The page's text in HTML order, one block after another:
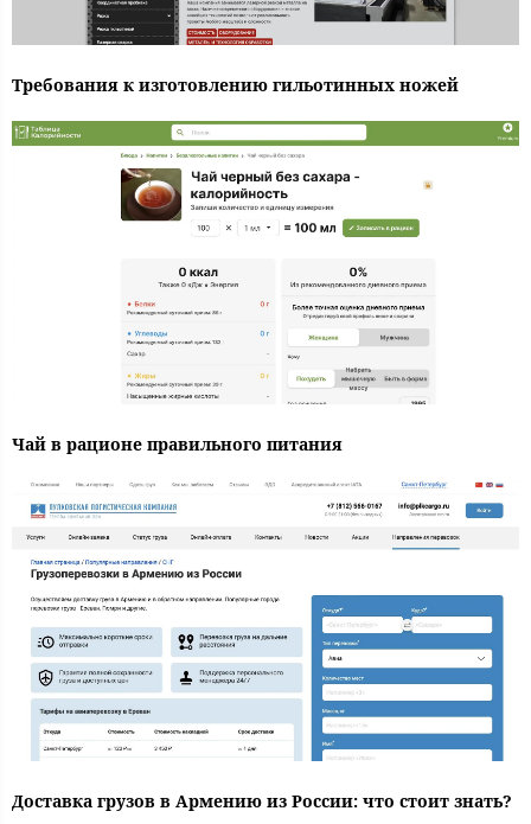
Требования к изготовлению гильотинных ножей
Чай в рационе правильного питания
Доставка грузов в Армению из России: что стоит знать?